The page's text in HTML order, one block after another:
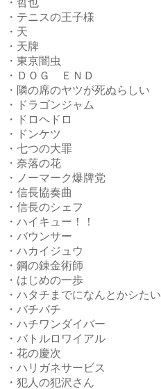
・哲也
・テニスの王子様
・天
・天牌
・東京闇虫
・ＤＯＧ ＥＮＤ
・隣の席のヤツが死ぬらしい
・ドラゴンジャム
・ドロヘドロ
・ドンケツ
・七つの大罪
・奈落の花
・ノーマーク爆牌党
・信長協奏曲
・信長のシェフ
・ハイキュー！！
・バウンサー
・ハカイジュウ
・鋼の錬金術師
・はじめの一歩
・ハタチまでになんとかシたい
・バチバチ
・ハチワンダイバー
・バトルロワイアル
・花の慶次
・ハリガネサービス
・犯人の犯沢さん